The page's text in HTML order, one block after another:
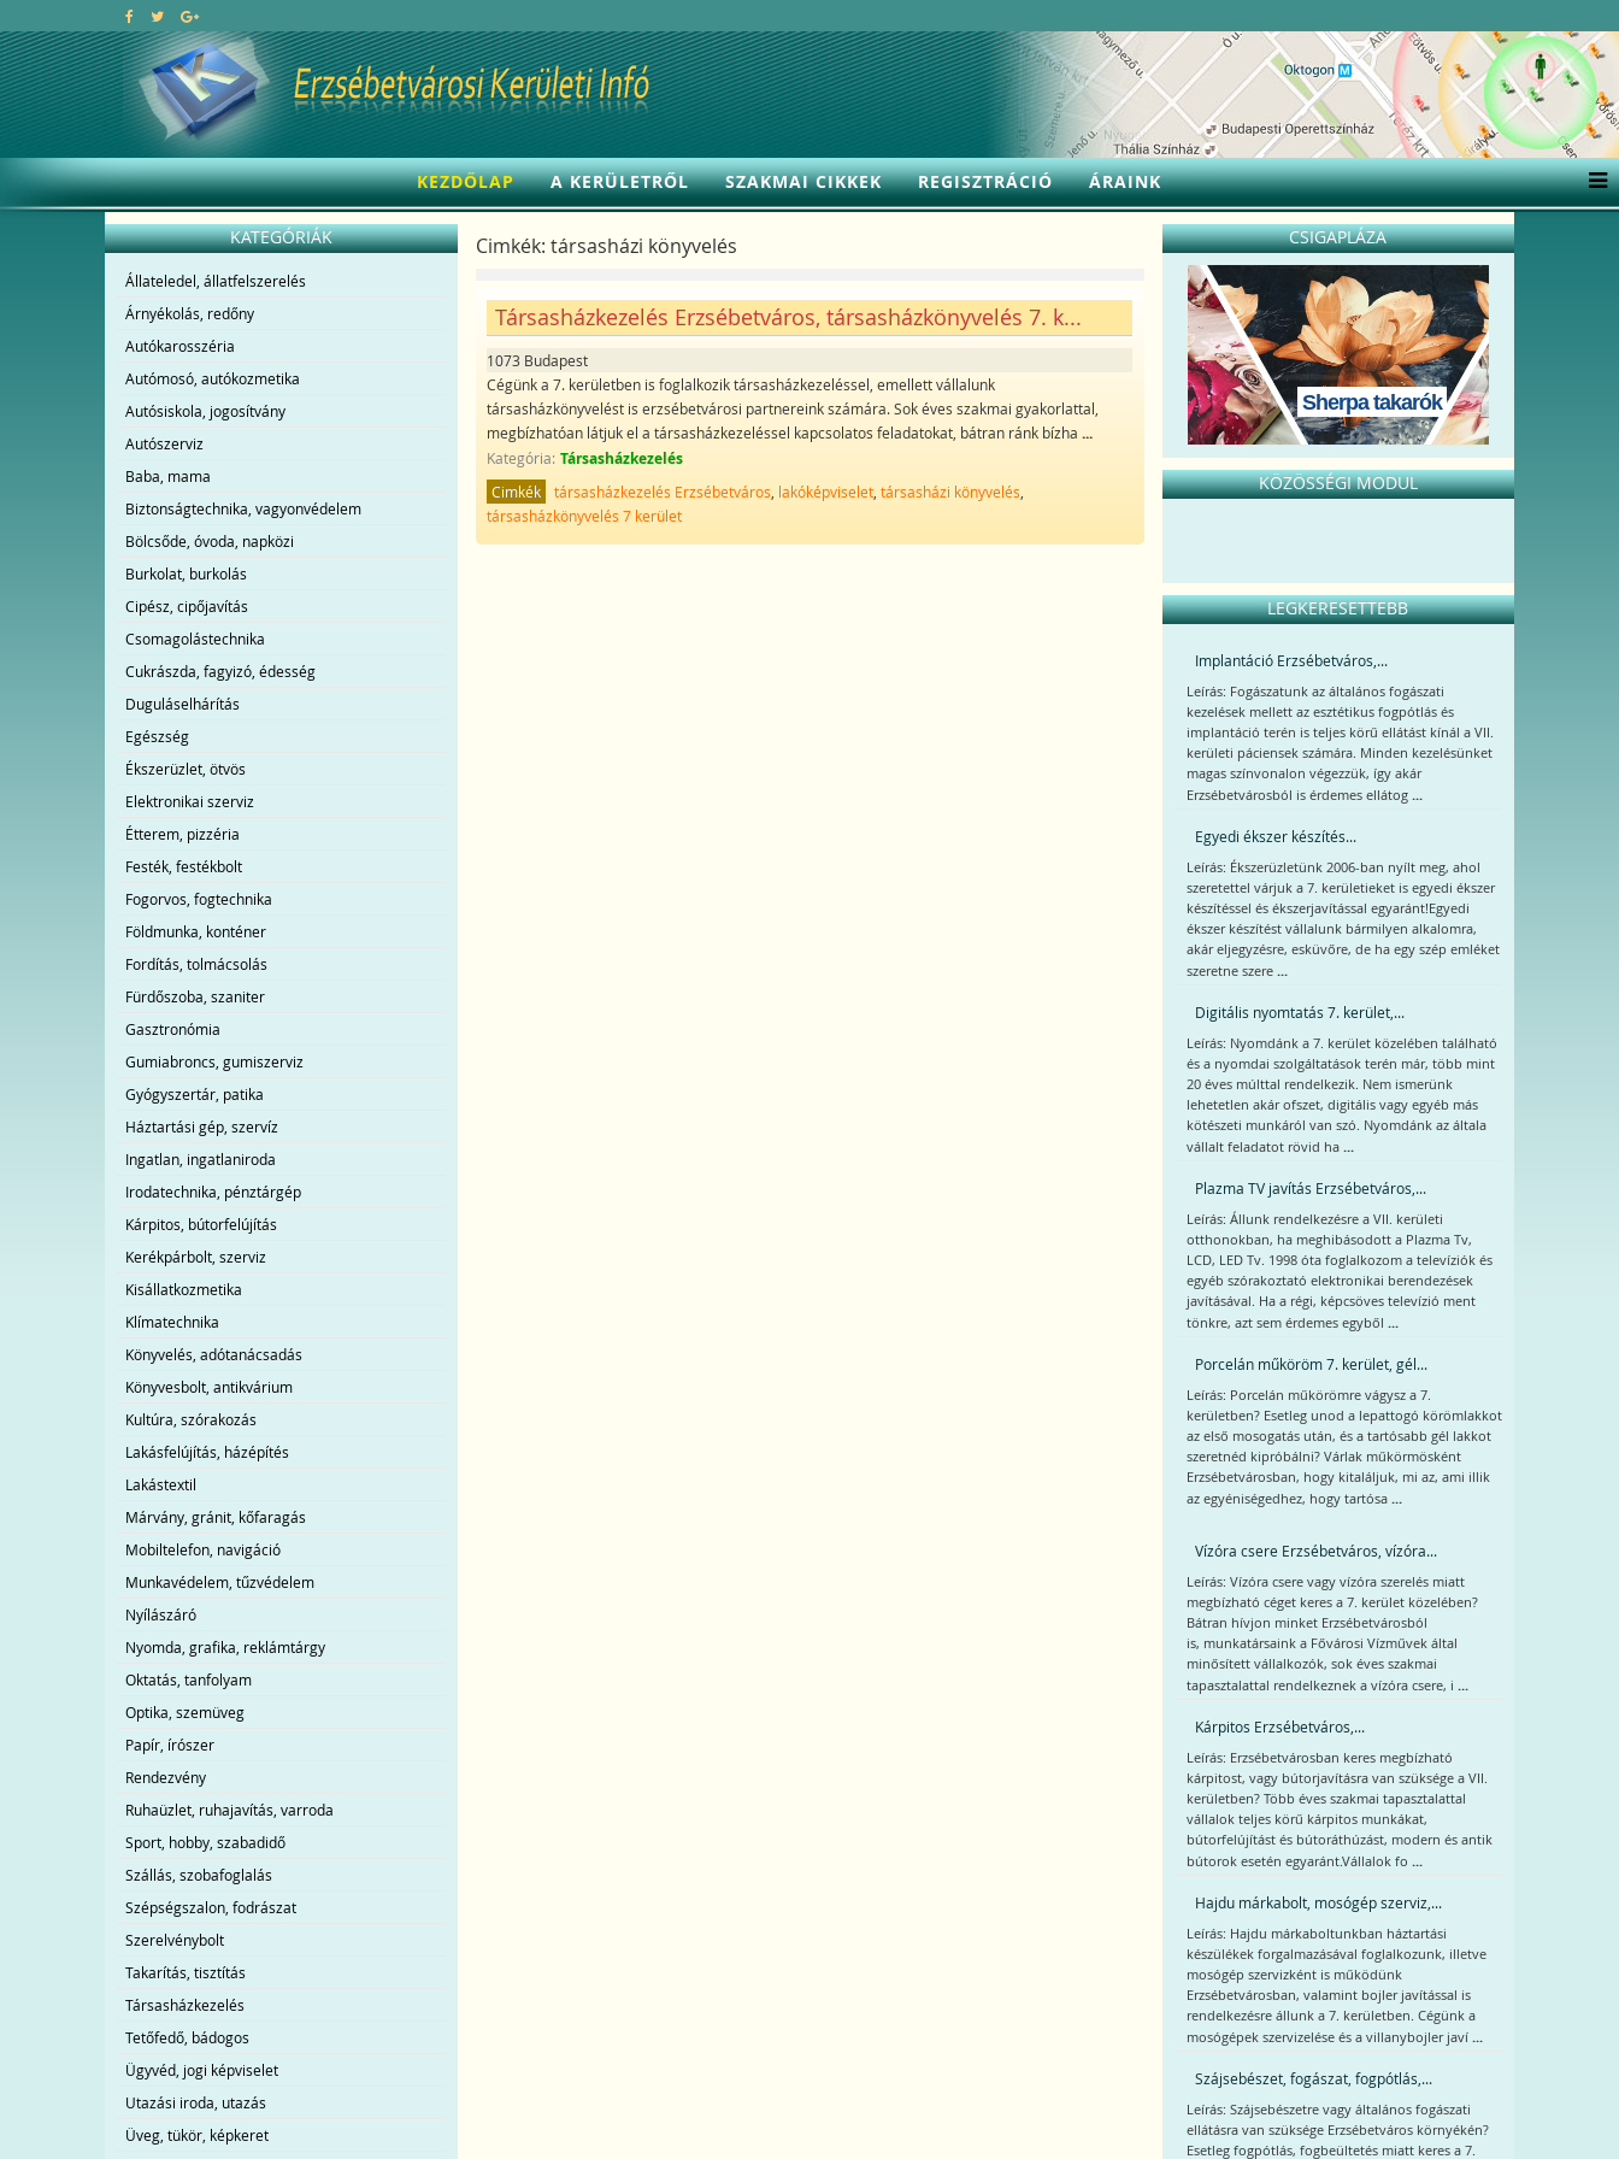
KEZDŐLAP A KERÜLETRŐL SZAKMAI CIKKEK REGISZTRÁCIÓ ÁRAINK
KATEGÓRIÁK
Állateledel, állatfelszerelés
Árnyékolás, redőny
Autókarosszéria
Autómosó, autókozmetika
Autósiskola, jogosítvány
Autószerviz
Baba, mama
Biztonságtechnika, vagyonvédelem
Bölcsőde, óvoda, napközi
Burkolat, burkolás
Cipész, cipőjavítás
Csomagolástechnika
Cukrászda, fagyizó, édesség
Duguláselhárítás
Egészség
Ékszerüzlet, ötvös
Elektronikai szerviz
Étterem, pizzéria
Festék, festékbolt
Fogorvos, fogtechnika
Földmunka, konténer
Fordítás, tolmácsolás
Fürdőszoba, szaniter
Gasztronómia
Gumiabroncs, gumiszerviz
Gyógyszertár, patika
Háztartási gép, szervíz
Ingatlan, ingatlaniroda
Irodatechnika, pénztárgép
Kárpitos, bútorfelújítás
Kerékpárbolt, szerviz
Kisállatkozmetika
Klímatechnika
Könyvelés, adótanácsadás
Könyvesbolt, antikvárium
Kultúra, szórakozás
Lakásfelújítás, házépítés
Lakástextil
Márvány, gránit, kőfaragás
Mobiltelefon, navigáció
Munkavédelem, tűzvédelem
Nyílászáró
Nyomda, grafika, reklámtárgy
Oktatás, tanfolyam
Optika, szemüveg
Papír, írószer
Rendezvény
Ruhaüzlet, ruhajavítás, varroda
Sport, hobby, szabadidő
Szállás, szobafoglalás
Szépségszalon, fodrászat
Szerelvénybolt
Takarítás, tisztítás
Társasházkezelés
Tetőfedő, bádogos
Ügyvéd, jogi képviselet
Utazási iroda, utazás
Üveg, tükör, képkeret
Cimkék: társasházi könyvelés
Társasházkezelés Erzsébetváros, társasházkönyvelés 7. k...
1073 Budapest
Cégünk a 7. kerületben is foglalkozik társasházkezeléssel, emellett vállalunk
társasházkönyvelést is erzsébetvárosi partnereink számára. Sok éves szakmai gyakorlattal,
megbízhatóan látjuk el a társasházkezeléssel kapcsolatos feladatokat, bátran ránk bízha ...
Kategória: Társasházkezelés
Cimkék társasházkezelés Erzsébetváros lakóképviselet ,társasházi könyvelés
társasházkönyvelés 7 kerület
CSIGAPLÁZA
Sherpa takarók
KÖZÖSSÉGI MODUL
LEGKERESETTEBB
Implantáció Erzsébetváros,...
Leírás: Fogászatunk az általános fogászati
kezelések mellett az esztétikus fogpótlás és
implantáció terén is teljes körű ellátást kínál a VII.
kerületi páciensek számára. Minden kezelésünket
magas színvonalon végezzük, így akár
Erzsébetvárosból is érdemes ellátog ...
Egyedi ékszer készítés...
Leírás: Ékszerüzletünk 2006-ban nyílt meg, ahol
szeretettel várjuk a 7. kerületieket is egyedi ékszer
készítéssel és ékszerjavítással egyaránt!Egyedi
ékszer készítést vállalunk bármilyen alkalomra,
akár eljegyzésre, esküvőre, de ha egy szép emléket
szeretne szere ...
Digitális nyomtatás 7. kerület,...
Leírás: Nyomdánk a 7. kerület közelében található
és a nyomdai szolgáltatások terén már, több mint
20 éves múlttal rendelkezik. Nem ismerünk
lehetetlen akár ofszet, digitális vagy egyéb más
kötészeti munkáról van szó. Nyomdánk az általa
vállalt feladatot rövid ha ...
Plazma TV javítás Erzsébetváros,...
Leírás: Állunk rendelkezésre a VII. kerületi
otthonokban, ha meghibásodott a Plazma Tv,
LCD, LED Tv. 1998 óta foglalkozom a televíziók és
egyéb szórakoztató elektronikai berendezések
javításával. Ha a régi, képcsöves televízió ment
tönkre, azt sem érdemes egyből ...
Porcelán műköröm 7. kerület, gél...
Leírás: Porcelán műkörömre vágysz a 7.
kerületben? Esetleg unod a lepattogó körömlakkot
az első mosogatás után, és a tartósabb gél lakkot
szeretnéd kipróbálni? Várlak műkörmösként
Erzsébetvárosban, hogy kitaláljuk, mi az, ami illik
az egyéniségedhez, hogy tartósa ...
Vízóra csere Erzsébetváros, vízóra...
Leírás: Vízóra csere vagy vízóra szerelés miatt
megbízható céget keres a 7. kerület közelében?
Bátran hívjon minket Erzsébetvárosból
is, munkatársaink a Fővárosi Vízművek által
minősített vállalkozók, sok éves szakmai
tapasztalattal rendelkeznek a vízóra csere, i ...
Kárpitos Erzsébetváros,...
Leírás: Erzsébetvárosban keres megbízható
kárpitost, vagy bútorjavításra van szüksége a VII.
kerületben? Több éves szakmai tapasztalattal
vállalok teljes körű kárpitos munkákat,
bútorfelújítást és bútoráthúzást, modern és antik
bútorok esetén egyaránt.Vállalok fo ...
Hajdu márkabolt, mosógép szerviz,...
Leírás: Hajdu márkaboltunkban háztartási
készülékek forgalmazásával foglalkozunk, illetve
mosógép szervizként is működünk
Erzsébetvárosban, valamint bojler javítással is
rendelkezésre állunk a 7. kerületben. Cégünk a
mosógépek szervizelése és a villanybojler javí ...
Szájsebészet, fogászat, fogpótlás,...
Leírás: Szájsebészetre vagy általános fogászati
ellátásra van szüksége Erzsébetváros környékén?
Esetleg fogpótlás, fogbeültetés miatt keres a 7.